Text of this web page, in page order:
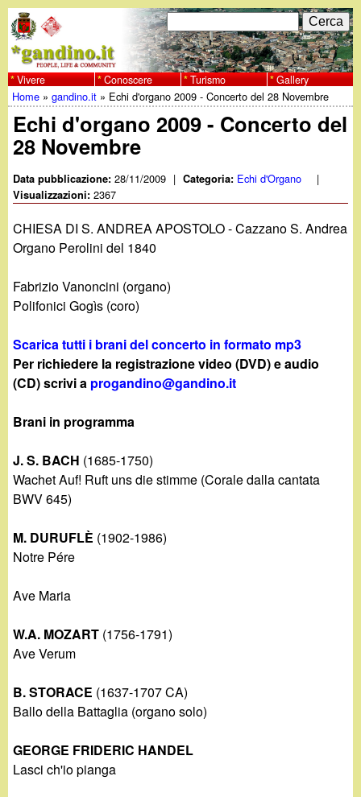
al
contenuto
principale
w
w
w
.
g
a
d
i
o
i
t
F
o
r
m
i
r
c
r
c
C
e
r
c
a
Vivere Conoscere Turismo Gallery
Tu
sei
qui
Home »gandino.it » Echi d'organo 2009 - Concerto del 28 Novembre
Echi d'organo 2009 - Concerto del
28 Novembre
Data pubblicazione:28/11/2009 | Categoria: Echi d'Organo |
Visualizzazioni:2367
CHIESA DI S. ANDREA APOSTOLO - Cazzano S. Andrea
Organo Perolini del 1840
Fabrizio Vanoncini (organo)
Polifonici Gogìs (coro)
Scarica tutti i brani del concerto in formato mp3
Per richiedere la registrazione video (DVD) e audio
(CD) scrivi a progandino@gandino.it
Brani in programma
J. S. BACH (1685-1750)
Wachet Auf! Ruft uns die stimme (Corale dalla cantata
BWV 645)
M. DURUFLÈ (1902-1986)
Notre Pére
Ave Maria
W.A. MOZART (1756-1791)
Ave Verum
B. STORACE (1637-1707 CA)
Ballo della Battaglia (organo solo)
GEORGE FRIDERIC HANDEL
Lasci ch'io pianga